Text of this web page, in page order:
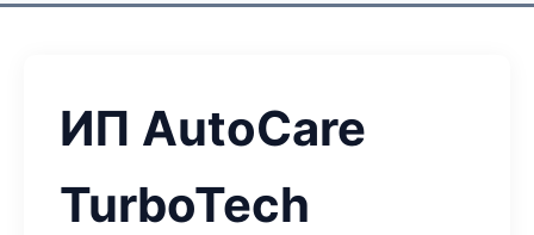
ИП AutoCare
TurboTech